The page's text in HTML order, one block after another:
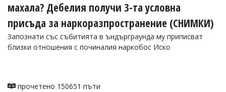
махала? Дебелия получи 3-та условна
присъда за наркоразпространение (СНИМКИ)
Запознати със събитията в ъндърграунда му приписват
близки отношения с починалия наркобос Иско
прочетено 150651 пъти